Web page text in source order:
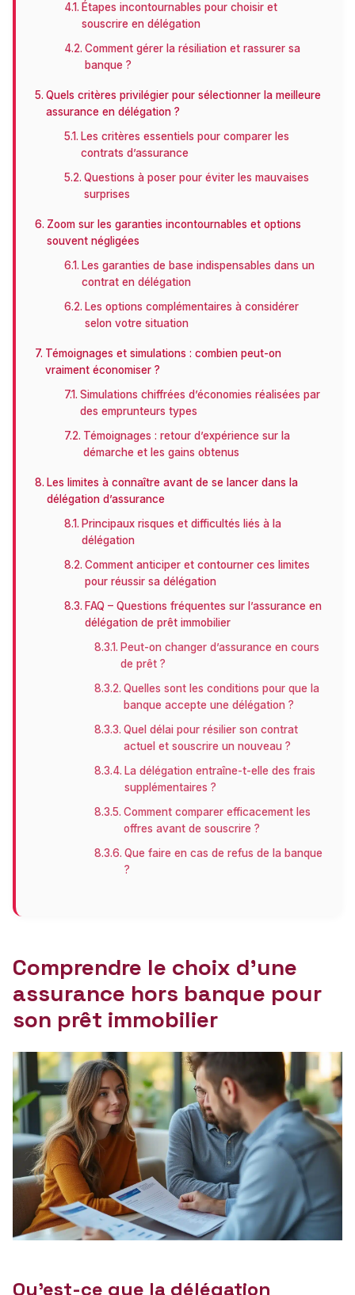
Étapes incontournables pour choisir et
souscrire en délégation
Comment gérer la résiliation et rassurer sa
banque ?
Quels critères privilégier pour sélectionner la meilleure
assurance en délégation ?
Les critères essentiels pour comparer les
contrats d’assurance
Questions à poser pour éviter les mauvaises
surprises
Zoom sur les garanties incontournables et options
souvent négligées
Les garanties de base indispensables dans un
contrat en délégation
Les options complémentaires à considérer
selon votre situation
Témoignages et simulations : combien peut-on
vraiment économiser ?
Simulations chiffrées d’économies réalisées par
des emprunteurs types
Témoignages : retour d’expérience sur la
démarche et les gains obtenus
Les limites à connaître avant de se lancer dans la
délégation d’assurance
Principaux risques et difficultés liés à la
délégation
Comment anticiper et contourner ces limites
pour réussir sa délégation
FAQ – Questions fréquentes sur l’assurance en
délégation de prêt immobilier
Peut-on changer d’assurance en cours
de prêt ?
Quelles sont les conditions pour que la
banque accepte une délégation ?
Quel délai pour résilier son contrat
actuel et souscrire un nouveau ?
La délégation entraîne-t-elle des frais
supplémentaires ?
Comment comparer efficacement les
offres avant de souscrire ?
Que faire en cas de refus de la banque
?
Comprendre le choix d’une
assurance hors banque pour
son prêt immobilier
Qu’est-ce que la délégation